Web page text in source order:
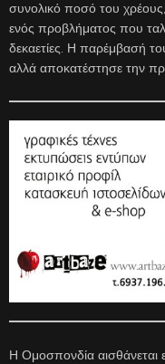
συνολικό ποσό του χρέους,
ενός προβλήματος που
δεκαετίες. Η παρέμβασή
αλλά αποκατέστησε την
Η Ομοσπονδία αισθάνεται